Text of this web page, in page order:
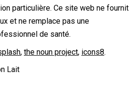
particulière. Ce site web ne fournit
et ne remplace pas une
de santé.
, the noun project, icons8.
Lait